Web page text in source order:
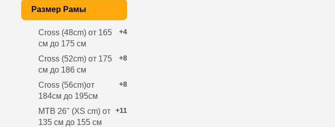
Размер Рамы
+4
Cross (48cm) от 165
см до 175 см
+8
Cross (52cm) от 175
см до 186 см
+8
Cross (56cm)от
184см до 195см
+11
MTB 26" (XS cm) от
135 см до 155 см